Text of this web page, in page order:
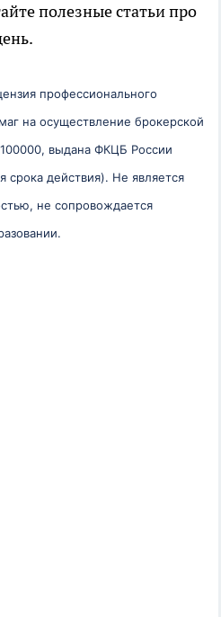
полезные статьи про
профессионального
на осуществление брокерской
выдана ФКЦБ России
срока действия). Не является
не сопровождается